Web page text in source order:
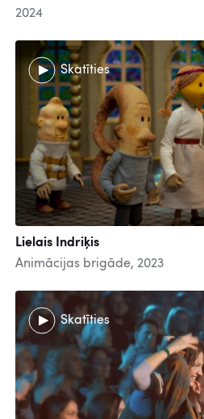
2024
Skatīties
Lielais Indriķis
Animācijas brigāde, 2023
Skatīties